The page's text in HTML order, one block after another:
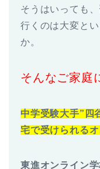
そうはいっても
行くのは大変と
か。
そんなご家庭
中学受験大手”四
宅で受けられる
東進オンライン